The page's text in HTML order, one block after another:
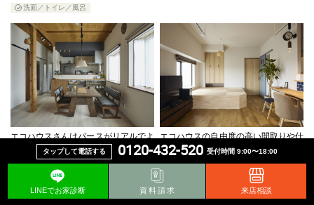
タップして電話する 0120-432-520 受付時間 9:00〜18:00
LINEでお家診断 資料請求 来店相談
洗面／トイレ／風呂
エコハウスさんはパースがリアルでよ
り完成がイメージできやすかったで
1,000万円〜2,000万円
さいたまエリア
エコハウスの自由度の高い間取りや仕
様を一緒に考えてくれるところに惹か
R開口
さいたまエリア